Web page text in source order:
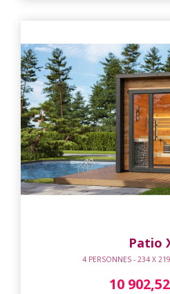
Patio
4 PERSONNES - 234 X
10